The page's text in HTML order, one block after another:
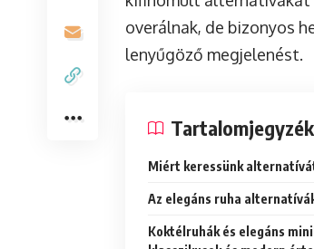
overálnak, de bizonyos
lenyűgöző megjelenést.
Tartalomjegyzék
Miért keressünk
Az elegáns ruha
Koktélruhák és elegáns